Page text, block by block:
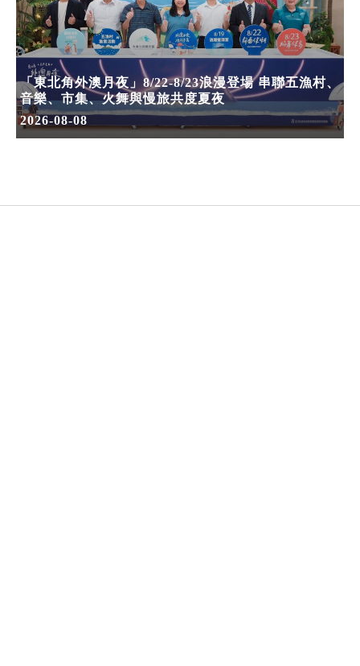
「東北角外澳月夜」8/22-8/23浪漫登場 串聯五漁村、
音樂、市集、火舞與慢旅共度夏夜
2026-08-08